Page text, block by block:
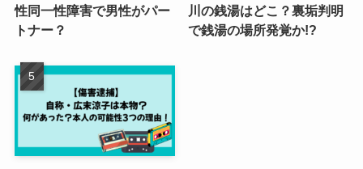
性同一性障害で男性がパー
トナー？
川の銭湯はどこ？裏垢判明
で銭湯の場所発覚か!?